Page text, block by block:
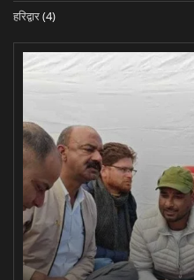
हरिद्वार(4)